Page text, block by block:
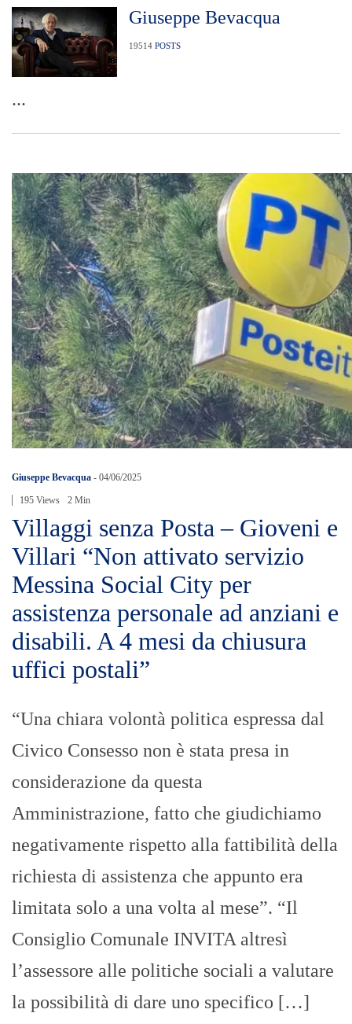
Giuseppe Bevacqua
19514 POSTS
...
Giuseppe Bevacqua - 04/06/2025
195 Views 2 Min
Villaggi senza Posta – Gioveni e
Villari “Non attivato servizio
Messina Social City per
assistenza personale ad anziani e
disabili. A 4 mesi da chiusura
uffici postali”
“Una chiara volontà politica espressa dal
Civico Consesso non è stata presa in
considerazione da questa
Amministrazione, fatto che giudichiamo
negativamente rispetto alla fattibilità della
richiesta di assistenza che appunto era
limitata solo a una volta al mese”. “Il
Consiglio Comunale INVITA altresì
l’assessore alle politiche sociali a valutare
la possibilità di dare uno specifico […]